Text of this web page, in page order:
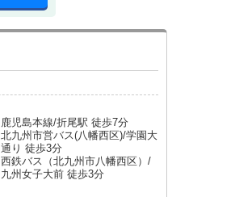
鹿児島本線/折尾駅 徒歩7分
北九州市営バス(八幡西区)/学園大
通り 徒歩3分
西鉄バス（北九州市八幡西区）/
九州女子大前 徒歩3分